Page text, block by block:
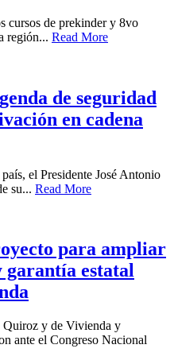
cursos de prekinder y 8vo
región... Read More
de seguridad
en cadena
el Presidente José Antonio
su... Read More
para ampliar
garantía estatal
Quiroz y de Vivienda y
ante el Congreso Nacional